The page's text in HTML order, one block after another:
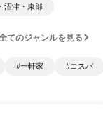
沼津・東部
てのジャンルを見る
#一軒家 #コスパ